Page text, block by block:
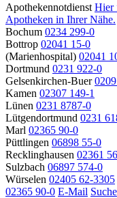
Apothekennotdienst Hier
Apotheken in Ihrer Nähe.
Bochum 0234 299-0
Bottrop 02041 15-0
(Marienhospital) 02041
Dortmund 0231 922-0
Gelsenkirchen-Buer
Kamen 02307 149-1
Lünen 0231 8787-0
Lütgendortmund 0231
Marl 02365 90-0
Püttlingen 06898 55-0
Recklinghausen 02361
Sulzbach 06897 574-0
Würselen 02405 62-3305
02365 90-0 E-Mail Suche